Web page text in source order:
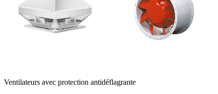
Ventilateurs avec protection antidéflagrante